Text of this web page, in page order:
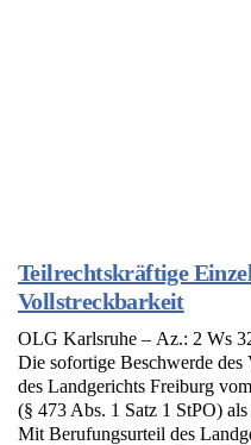
Teilrechtskräftige
Vollstreckbarkeit
OLG Karlsruhe – Az.: 2 Ws
Die sofortige Beschwerde des
des Landgerichts Freiburg
(§ 473 Abs. 1 Satz 1 StPO)
Mit Berufungsurteil des